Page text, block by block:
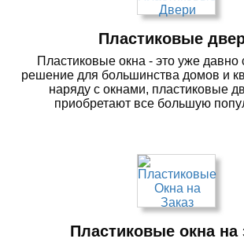
Пластиковые
Пластиковые окна - это уже давно
решение для большинства домов и
наряду с окнами, пластиковые
приобретают все большую
Пластиковые окна на